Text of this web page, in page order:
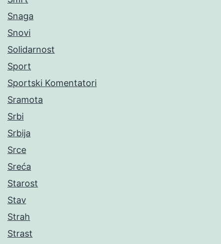
Snaga
Snovi
Solidarnost
Sport
Sportski Komentatori
Sramota
Srbi
Srbija
Srce
Sreća
Starost
Stav
Strah
Strast